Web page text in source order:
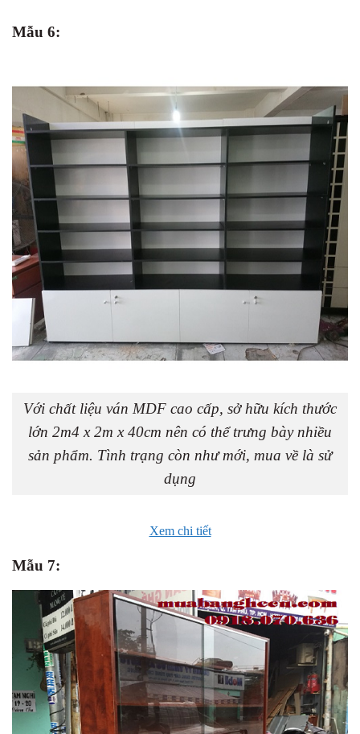
Mẫu 6:
Với chất liệu ván MDF cao cấp, sở hữu kích thước
lớn 2m4 x 2m x 40cm nên có thể trưng bày nhiều
sản phẩm. Tình trạng còn như mới, mua về là sử
dụng
Xem chi tiết
Mẫu 7: